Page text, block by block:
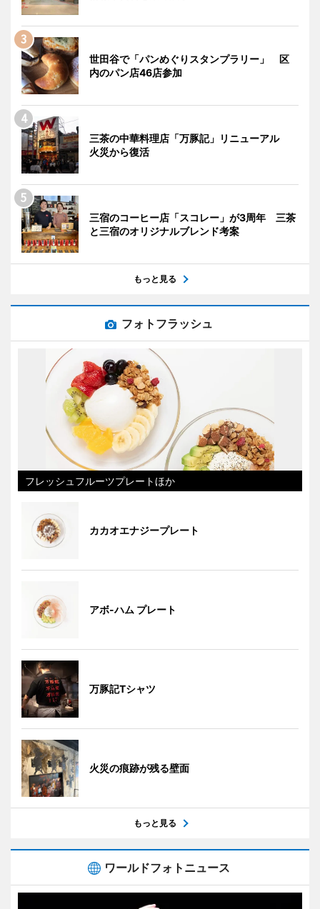
世田谷で「パンめぐりスタンプラリー」 区
内のパン店46店参加
三茶の中華料理店「万豚記」リニューアル
火災から復活
三宿のコーヒー店「スコレー」が3周年 三茶
と三宿のオリジナルブレンド考案
もっと見る
フォトフラッシュ
フレッシュフルーツプレートほか
カカオエナジープレート
アボ-ハム プレート
万豚記Tシャツ
火災の痕跡が残る壁面
もっと見る
ワールドフォトニュース